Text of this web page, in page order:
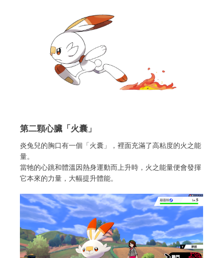
第二顆心臟「火囊」
炎兔兒的胸口有一個「火囊」，裡面充滿了高粘度的火之能
量。
當牠的心跳和體溫因熱身運動而上升時，火之能量便會發揮
它本來的力量，大幅提升體能。